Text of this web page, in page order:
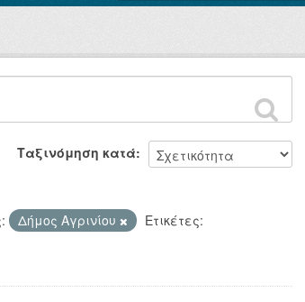
Ταξινόμηση κατά
Δήμος Αγρινίου
Ετικέτες: